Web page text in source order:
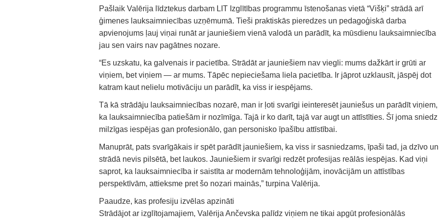
Pašlaik Valērija līdztekus darbam LIT Izglītības programmu īstenošanas vietā “Višķi” strādā arī
ģimenes lauksaimniecības uzņēmumā. Tieši praktiskās pieredzes un pedagoģiskā darba
apvienojums ļauj viņai runāt ar jauniešiem vienā valodā un parādīt, ka mūsdienu lauksaimniecība
jau sen vairs nav pagātnes nozare.
“Es uzskatu, ka galvenais ir pacietība. Strādāt ar jauniešiem nav viegli: mums dažkārt ir grūti ar
viņiem, bet viņiem — ar mums. Tāpēc nepieciešama liela pacietība. Ir jāprot uzklausīt, jāspēj dot
katram kaut nelielu motivāciju un parādīt, ka viss ir iespējams.
Tā kā strādāju lauksaimniecības nozarē, man ir ļoti svarīgi ieinteresēt jauniešus un parādīt viņiem,
ka lauksaimniecība patiešām ir nozīmīga. Tajā ir ko darīt, tajā var augt un attīstīties. Šī joma sniedz
milzīgas iespējas gan profesionālo, gan personisko īpašību attīstībai.
Manuprāt, pats svarīgākais ir spēt parādīt jauniešiem, ka viss ir sasniedzams, īpaši tad, ja dzīvo un
strādā nevis pilsētā, bet laukos. Jauniešiem ir svarīgi redzēt profesijas reālās iespējas. Kad viņi
saprot, ka lauksaimniecība ir saistīta ar modernām tehnoloģijām, inovācijām un attīstības
perspektīvām, attieksme pret šo nozari mainās,” turpina Valērija.
Paaudze, kas profesiju izvēlas apzināti
Strādājot ar izglītojamajiem, Valērija Ančevska palīdz viņiem ne tikai apgūt profesionālās